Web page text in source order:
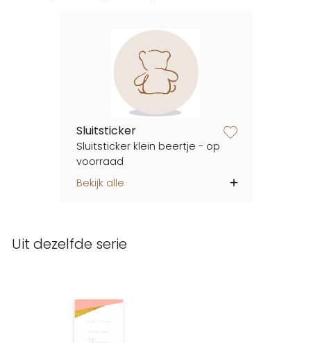
Sluitsticker
Sluitsticker klein beertje - op
voorraad
Bekijk alle
Uit dezelfde serie